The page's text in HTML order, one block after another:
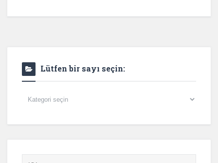
Lütfen bir sayı seçin:
Lütfen